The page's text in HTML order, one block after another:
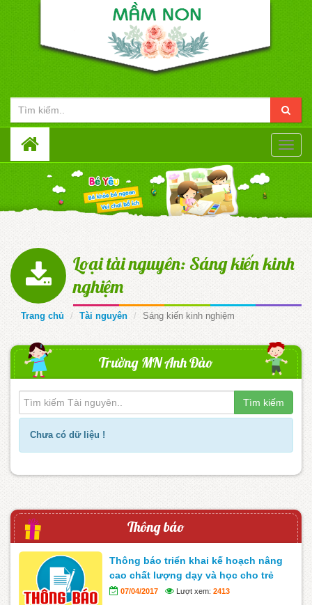
Toggle
Loại tài nguyên: Sáng kiến kinh
nghiệm
Trang chủ Tài nguyên Sáng kiến kinh nghiệm
Trường MN Anh Đào
Tìm kiếm
Chưa có dữ liệu !
Thông báo
Thông báo triển khai kế hoạch nâng
cao chất lượng dạy và học cho trẻ
07/04/2017 Lượt xem: 2413